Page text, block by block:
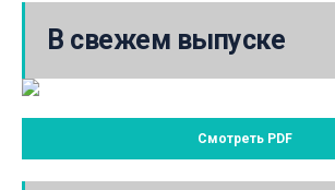
В свежем выпуске
Смотреть PDF